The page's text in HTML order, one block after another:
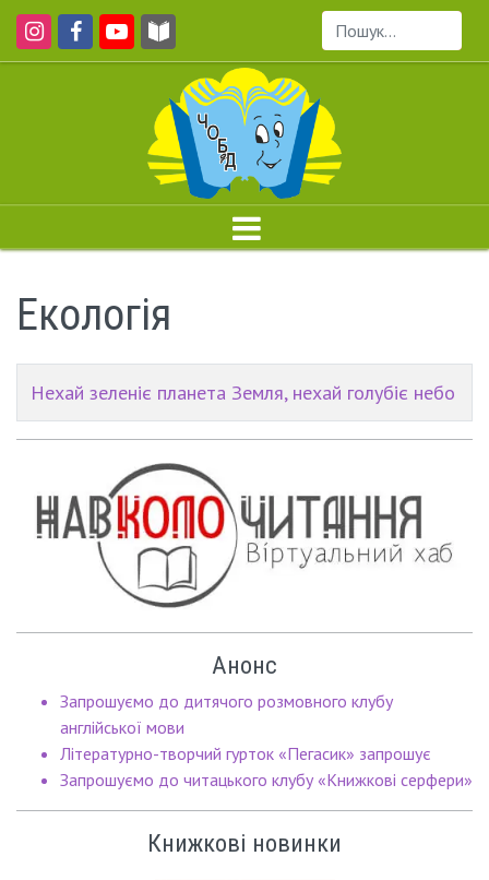
Пошук...
Екологія
Нехай зеленіє планета Земля, нехай голубіє небо
Анонс
Запрошуємо до дитячого розмовного клубу
англійської мови
Літературно-творчий гурток «Пегасик» запрошує
Запрошуємо до читацького клубу «Книжкові серфери»
Книжкові новинки